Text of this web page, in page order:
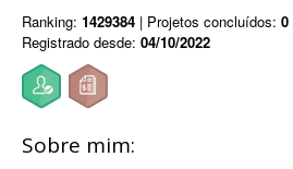
Ranking: 1429384 | Projetos concluídos: 0
Registrado desde: 04/10/2022
Sobre mim: